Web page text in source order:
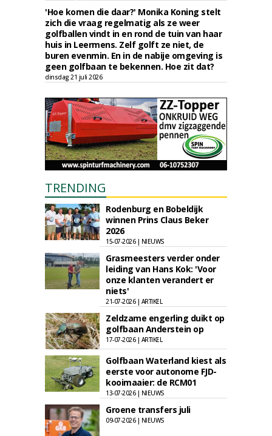
'Hoe komen die daar?' Monika Koning stelt
zich die vraag regelmatig als ze weer
golfballen vindt in en rond de tuin van haar
huis in Leermens. Zelf golft ze niet, de
buren evenmin. En in de nabije omgeving is
geen golfbaan te bekennen. Hoe zit dat?
dinsdag 21 juli 2026
TRENDING
Rodenburg en Bobeldijk
winnen Prins Claus Beker
2026
15-07-2026 | NIEUWS
Grasmeesters verder onder
leiding van Hans Kok: 'Voor
onze klanten verandert er
niets'
21-07-2026 | ARTIKEL
Zeldzame engerling duikt op
golfbaan Anderstein op
17-07-2026 | ARTIKEL
Golfbaan Waterland kiest als
eerste voor autonome FJD-
kooimaaier: de RCM01
13-07-2026 | NIEUWS
Groene transfers juli
09-07-2026 | NIEUWS